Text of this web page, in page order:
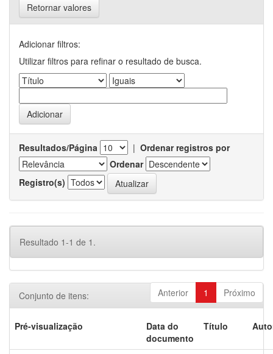
Retornar valores
Adicionar filtros:
Utilizar filtros para refinar o resultado de busca.
Resultados/Página | Ordenar registros por
Ordenar
Registro(s)
Resultado 1-1 de 1.
Anterior 1 Próximo
Conjunto de itens:
Pré-visualização
Data do
documento
Título